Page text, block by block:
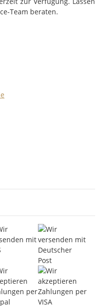
Team beraten.